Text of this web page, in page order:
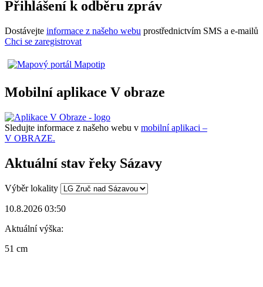
Přihlášení k odběru zpráv
Dostávejte informace z našeho webu prostřednictvím SMS a e-mailů
Chci se zaregistrovat
Mobilní aplikace V obraze
Sledujte informace z našeho webu v mobilní aplikaci –
V OBRAZE.
Aktuální stav řeky Sázavy
Výběr lokality
10.8.2026 03:50
Aktuální výška:
51 cm